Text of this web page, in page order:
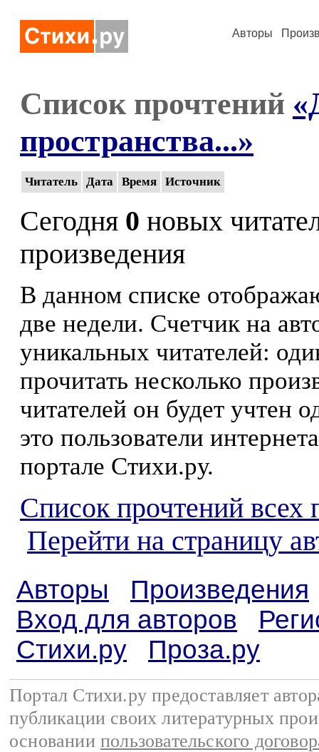
Авторы
Список прочтений
пространства...»
Читатель Дата Время Источник
Сегодня 0 новых
произведения
В данном списке
две недели. Счетчик на
уникальных читателей:
прочитать несколько
читателей он будет учтен
это пользователи
портале Стихи.ру.
Список прочтений всех
Перейти на страницу
Авторы
Произведения
Вход для авторов
Стихи.ру
Проза.ру
Портал Стихи.ру предоставляет
публикации своих литературных
основании пользовательского